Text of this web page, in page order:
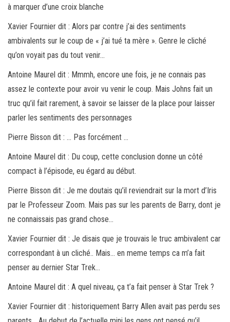
à marquer d’une croix blanche
Xavier Fournier dit : Alors par contre j’ai des sentiments
ambivalents sur le coup de « j’ai tué ta mère ». Genre le cliché
qu’on voyait pas du tout venir…
Antoine Maurel dit : Mmmh, encore une fois, je ne connais pas
assez le contexte pour avoir vu venir le coup. Mais Johns fait un
truc qu’il fait rarement, à savoir se laisser de la place pour laisser
parler les sentiments des personnages
Pierre Bisson dit : … Pas forcément …
Antoine Maurel dit : Du coup, cette conclusion donne un côté
compact à l’épisode, eu égard au début.
Pierre Bisson dit : Je me doutais qu’il reviendrait sur la mort d’Iris
par le Professeur Zoom. Mais pas sur les parents de Barry, dont je
ne connaissais pas grand chose…
Xavier Fournier dit : Je disais que je trouvais le truc ambivalent car
correspondant à un cliché.. Mais… en meme temps ca m’a fait
penser au dernier Star Trek…
Antoine Maurel dit : A quel niveau, ça t’a fait penser à Star Trek ?
Xavier Fournier dit : historiquement Barry Allen avait pas perdu ses